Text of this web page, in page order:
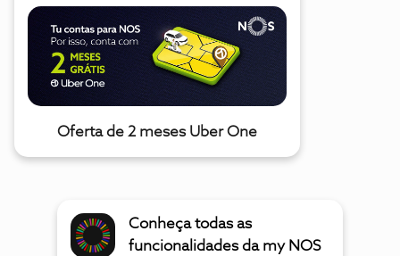
Oferta de 2 meses Uber One
Conheça todas as
funcionalidades da my NOS